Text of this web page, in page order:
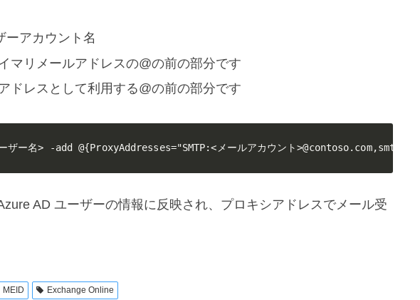
ーアカウント名
マリメールアドレスの@の前の部分です
ドレスとして利用する@の前の部分です
ー名> -add @{ProxyAddresses="SMTP:<メールアカウント
AD ユーザーの情報に反映され、プロキシアドレスでメール受
MEID Exchange Online